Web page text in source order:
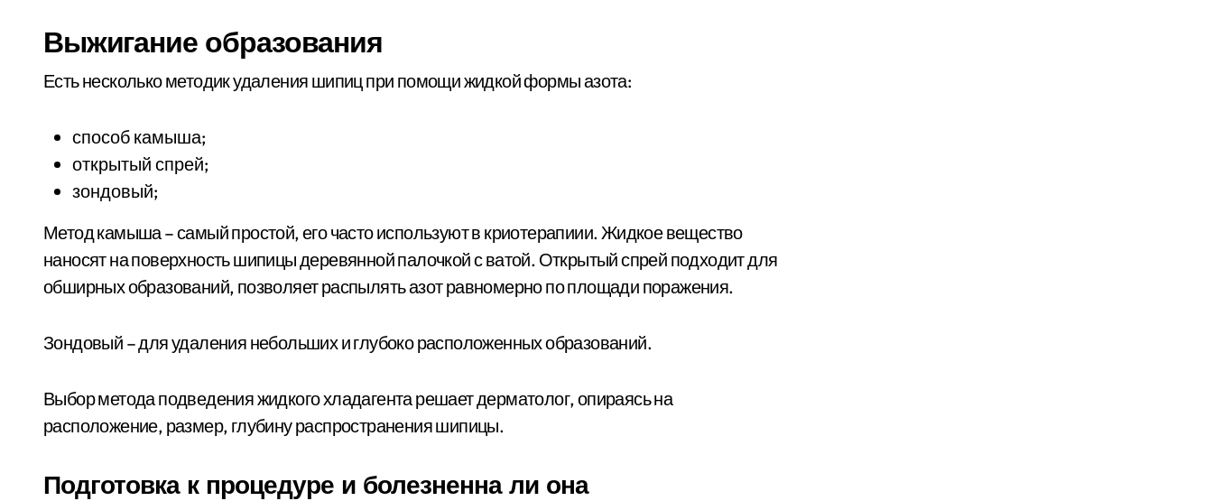
Выжигание образования
Есть несколько методик удаления шипиц при помощи жидкой формы азота:
способ камыша;
открытый спрей;
зондовый;
Метод камыша – самый простой, его часто используют в криотерапиии. Жидкое вещество
наносят на поверхность шипицы деревянной палочкой с ватой. Открытый спрей подходит для
обширных образований, позволяет распылять азот равномерно по площади поражения.
Зондовый – для удаления небольших и глубоко расположенных образований.
Выбор метода подведения жидкого хладагента решает дерматолог, опираясь на
расположение, размер, глубину распространения шипицы.
Подготовка к процедуре и болезненна ли она